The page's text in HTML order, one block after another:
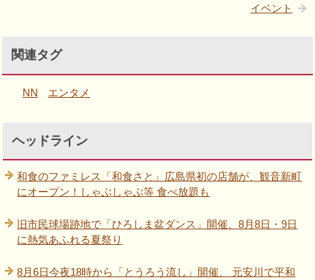
イベント
関連タグ
NN エンタメ
ヘッドライン
和食のファミレス「和食さと」広島県初の店舗が、観音新町
にオープン！しゃぶしゃぶ等 食べ放題も
旧市民球場跡地で「ひろしま盆ダンス」開催、8月8日・9日
に熱気あふれる夏祭り
8月6日今夜18時から「とうろう流し」開催、 元安川で平和